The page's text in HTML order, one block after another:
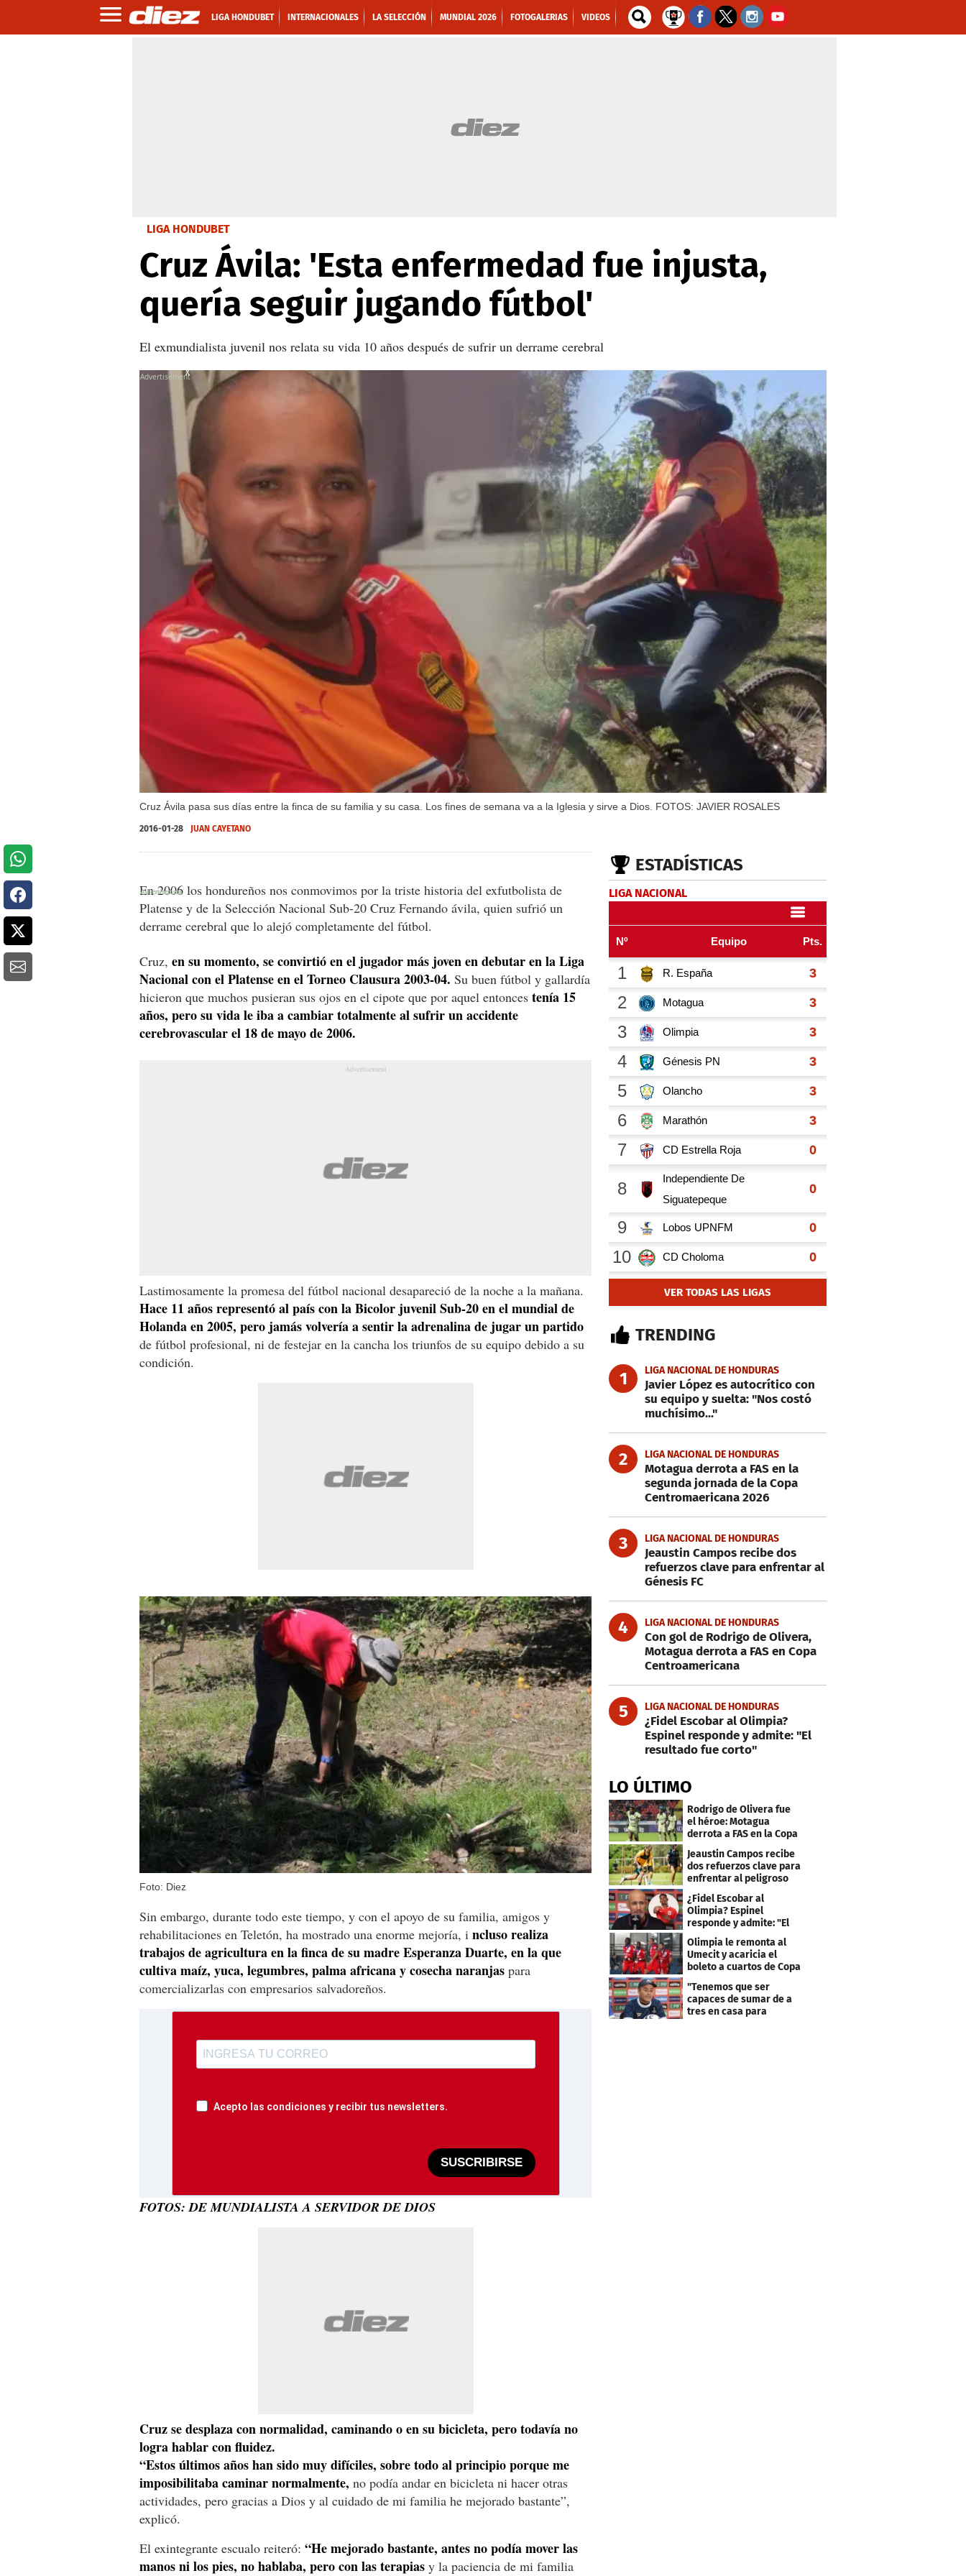
LIGA HONDUBET INTERNACIONALES LA SELECCIÓN MUNDIAL 2026 FOTOGALERIAS VIDEOS
LIGA HONDUBET
Cruz Ávila: 'Esta enfermedad fue injusta,
quería seguir jugando fútbol'
El exmundialista juvenil nos relata su vida 10 años después de sufrir un derrame cerebral
Cruz Ávila pasa sus días entre la finca de su familia y su casa. Los fines de semana va a la Iglesia y sirve a Dios. FOTOS: JAVIER ROSALES
X
X
X
X
X
2016-01-28 JUAN CAYETANO
En 2006 los hondureños nos conmovimos por la triste historia del exfutbolista de
Platense y de la Selección Nacional Sub-20 Cruz Fernando ávila, quien sufrió un
derrame cerebral que lo alejó completamente del fútbol.
Cruz, en su momento, se convirtió en el jugador más joven en debutar en la Liga
Nacional con el Platense en el Torneo Clausura 2003-04. Su buen fútbol y gallardía
hicieron que muchos pusieran sus ojos en el cipote que por aquel entonces tenía 15
años, pero su vida le iba a cambiar totalmente al sufrir un accidente
cerebrovascular el 18 de mayo de 2006.
Lastimosamente la promesa del fútbol nacional desapareció de la noche a la mañana.
Hace 11 años representó al país con la Bicolor juvenil Sub-20 en el mundial de
Holanda en 2005, pero jamás volvería a sentir la adrenalina de jugar un partido
de fútbol profesional, ni de festejar en la cancha los triunfos de su equipo debido a su
condición.
Foto: Diez
Sin embargo, durante todo este tiempo, y con el apoyo de su familia, amigos y
rehabilitaciones en Teletón, ha mostrado una enorme mejoría, i ncluso realiza
trabajos de agricultura en la finca de su madre Esperanza Duarte, en la que
cultiva maíz, yuca, legumbres, palma africana y cosecha naranjas para
comercializarlas con empresarios salvadoreños.
Acepto las condiciones y recibir tus newsletters.
SUSCRIBIRSE
FOTOS: DE MUNDIALISTA A SERVIDOR DE DIOS
Cruz se desplaza con normalidad, caminando o en su bicicleta, pero todavía no
logra hablar con fluidez.
“Estos últimos años han sido muy difíciles, sobre todo al principio porque me
imposibilitaba caminar normalmente, no podía andar en bicicleta ni hacer otras
actividades, pero gracias a Dios y al cuidado de mi familia he mejorado bastante”,
explicó.
El exintegrante escualo reiteró: “He mejorado bastante, antes no podía mover las
manos ni los pies, no hablaba, pero con las terapias y la paciencia de mi familia
ESTADÍSTICAS
LIGA NACIONAL
VER TODAS LAS LIGAS
TRENDING
1 LIGA NACIONAL DE HONDURAS
Javier López es autocrítico con
su equipo y suelta: "Nos costó
muchísimo..."
2 LIGA NACIONAL DE HONDURAS
Motagua derrota a FAS en la
segunda jornada de la Copa
Centromaericana 2026
3 LIGA NACIONAL DE HONDURAS
Jeaustin Campos recibe dos
refuerzos clave para enfrentar al
Génesis FC
4 LIGA NACIONAL DE HONDURAS
Con gol de Rodrigo de Olivera,
Motagua derrota a FAS en Copa
Centroamericana
5 LIGA NACIONAL DE HONDURAS
¿Fidel Escobar al Olimpia?
Espinel responde y admite: "El
resultado fue corto"
LO ÚLTIMO
Rodrigo de Olivera fue
el héroe: Motagua
derrota a FAS en la Copa
Centroamericana
Jeaustin Campos recibe
dos refuerzos clave para
enfrentar al peligroso
Génesis FC
¿Fidel Escobar al
Olimpia? Espinel
responde y admite: "El
resultado fue corto"
Olimpia le remonta al
Umecit y acaricia el
boleto a cuartos de Copa
"Tenemos que ser
capaces de sumar de a
tres en casa para